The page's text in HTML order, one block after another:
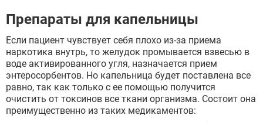
Препараты для капельницы
Если пациент чувствует себя плохо из-за приема
наркотика внутрь, то желудок промывается взвесью в
воде активированного угля, назначается прием
энтеросорбентов. Но капельница будет поставлена все
равно, так как только с ее помощью получится
очистить от токсинов все ткани организма. Состоит она
преимущественно из таких медикаментов: